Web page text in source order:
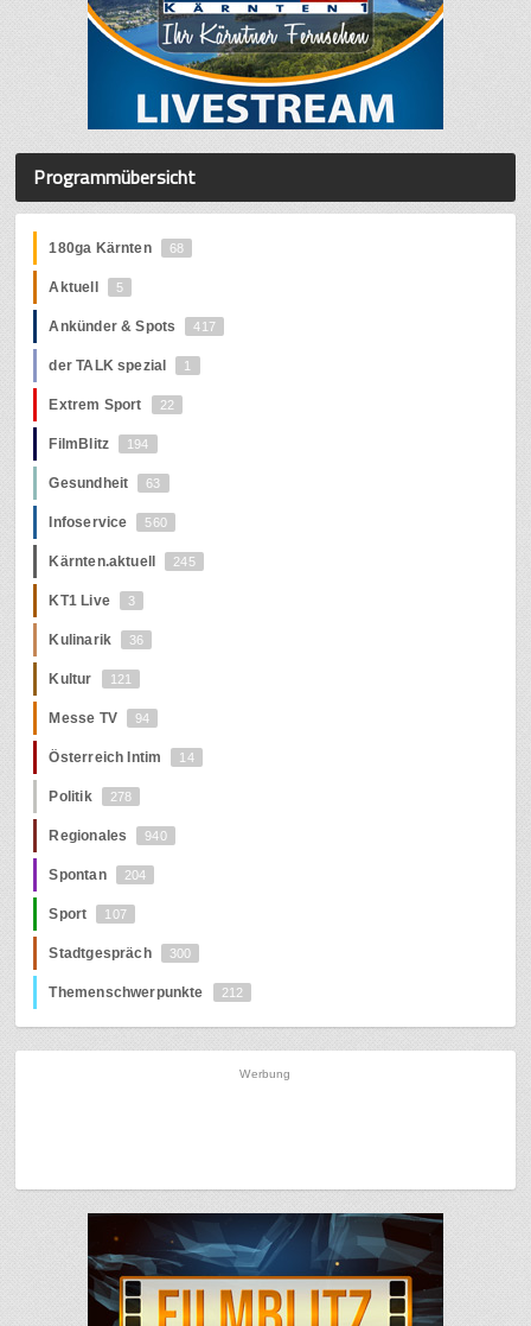
Programmübersicht
180ga Kärnten 68
Aktuell 5
Ankünder & Spots 417
der TALK spezial 1
Extrem Sport 22
FilmBlitz 194
Gesundheit 63
Infoservice 560
Kärnten.aktuell 245
KT1 Live 3
Kulinarik 36
Kultur 121
Messe TV 94
Österreich Intim 14
Politik 278
Regionales 940
Spontan 204
Sport 107
Stadtgespräch 300
Themenschwerpunkte 212
Werbung